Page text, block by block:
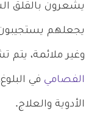
يشعرون بالقلق
يجعلهم يستجيبون
وغير ملائمة،
الفصامي في
الأدوية والعلاج.